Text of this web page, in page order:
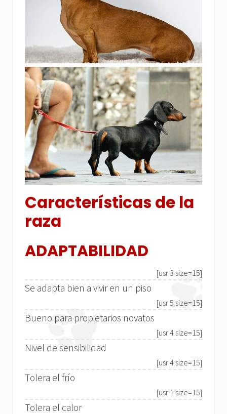
Características de la
raza
ADAPTABILIDAD
[usr 3 size=15]
Se adapta bien a vivir en un piso
[usr 5 size=15]
Bueno para propietarios novatos
[usr 4 size=15]
Nivel de sensibilidad
[usr 4 size=15]
Tolera el frío
[usr 1 size=15]
Tolera el calor